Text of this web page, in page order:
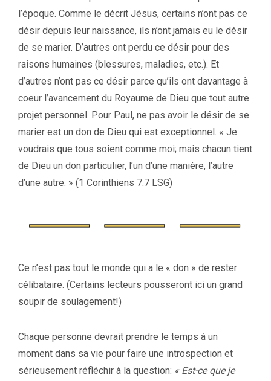
l’époque. Comme le décrit Jésus, certains n’ont pas ce
désir depuis leur naissance, ils n’ont jamais eu le désir
de se marier. D’autres ont perdu ce désir pour des
raisons humaines (blessures, maladies, etc.). Et
d’autres n’ont pas ce désir parce qu’ils ont davantage à
coeur l’avancement du Royaume de Dieu que tout autre
projet personnel. Pour Paul, ne pas avoir le désir de se
marier est un don de Dieu qui est exceptionnel. « Je
voudrais que tous soient comme moi; mais chacun tient
de Dieu un don particulier, l’un d’une manière, l’autre
d’une autre. » (1 Corinthiens 7.7 LSG)
Ce n’est pas tout le monde qui a le « don » de rester
célibataire. (Certains lecteurs pousseront ici un grand
soupir de soulagement!)
Chaque personne devrait prendre le temps à un
moment dans sa vie pour faire une introspection et
sérieusement réfléchir à la question: « Est-ce que je